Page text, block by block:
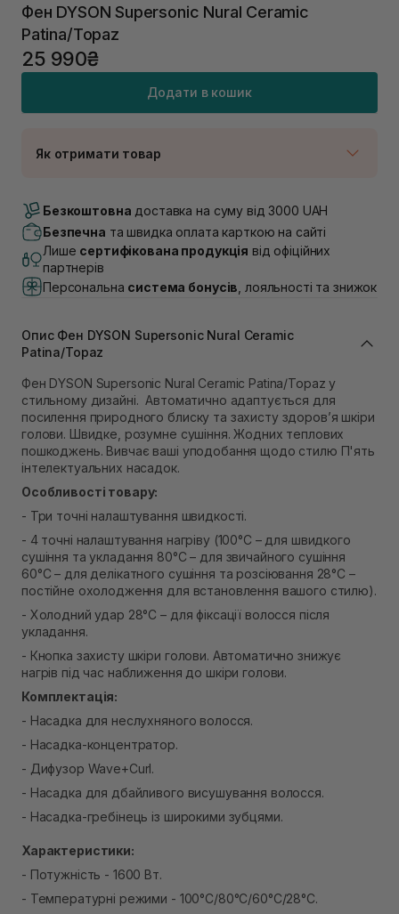
Фен DYSON Supersonic Nural Ceramic
Patina/Topaz
25 990₴
Додати в кошик
Як отримати товар
Немає в наявності!
В наявності
Самовивіз м. Львів, вул. Академіка Підстригача, 1В
(Duck’s Lake)
Немає в наявності!
В наявності
Самовивіз м. Львів, вул. Степана Бандери 45
Самовивіз м. Рівне, вул. 16-го Липня, 15
В наявності
Самовивіз м. Рівне, вул. Кулика і Гудачека 23 (ТЦ
Екватор)
Немає в наявності!
Безкоштовна доставка на суму від 3000 UAH
Безпечна та швидка оплата карткою на сайті
Лише сертифікована продукція від офіційних
партнерів
Персональна система бонусів , лояльності та знижок
Опис Фен DYSON Supersonic Nural Ceramic
Patina/Topaz
Фен DYSON Supersonic Nural Ceramic Patina/Topaz у
стильному дизайні. Автоматично адаптується для
посилення природного блиску та захисту здоров’я шкіри
голови. Швидке, розумне сушіння. Жодних теплових
пошкоджень. Вивчає ваші уподобання щодо стилю П'ять
інтелектуальних насадок.
Особливості товару:
- Три точні налаштування швидкості.
- 4 точні налаштування нагріву (100°C – для швидкого
сушіння та укладання 80°C – для звичайного сушіння
60°C – для делікатного сушіння та розсіювання 28°C –
постійне охолодження для встановлення вашого стилю).
- Холодний удар 28°C – для фіксації волосся після
укладання.
- Кнопка захисту шкіри голови. Автоматично знижує
нагрів під час наближення до шкіри голови.
Комплектація:
- Насадка для неслухняного волосся.
- Насадка-концентратор.
- Дифузор Wave+Curl.
- Насадка для дбайливого висушування волосся.
- Насадка-гребінець із широкими зубцями.
Характеристики:
- Потужність - 1600 Вт.
- Температурні режими - 100°C/80°C/60°C/28°C.